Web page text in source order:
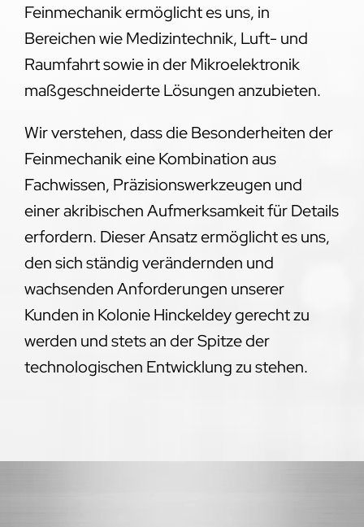
Feinmechanik ermöglicht es uns, in
Bereichen wie Medizintechnik, Luft- und
Raumfahrt sowie in der Mikroelektronik
maßgeschneiderte Lösungen anzubieten.
Wir verstehen, dass die Besonderheiten der
Feinmechanik eine Kombination aus
Fachwissen, Präzisionswerkzeugen und
einer akribischen Aufmerksamkeit für Details
erfordern. Dieser Ansatz ermöglicht es uns,
den sich ständig verändernden und
wachsenden Anforderungen unserer
Kunden in Kolonie Hinckeldey gerecht zu
werden und stets an der Spitze der
technologischen Entwicklung zu stehen.